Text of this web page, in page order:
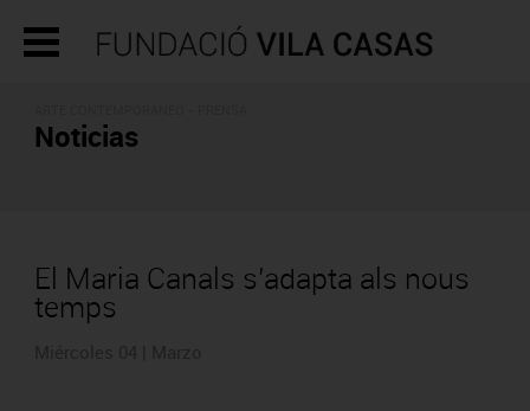
Noticias
El Maria Canals s’adapta als nous
temps